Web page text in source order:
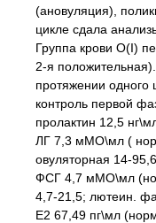
(ановуляция),
цикле сдала
Группа крови О(I)
2-я
протяжении одного
контроль первой
пролактин 12,5
ЛГ 7,3 мМО\мл (
овуляторная 14-
ФСГ 4,7 мМО\мл
4,7-21,5; лютеин.
Е2 67,49 пг\мл